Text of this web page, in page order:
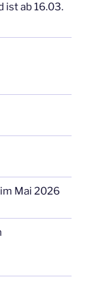
ist ab 16.03.
Mai 2026